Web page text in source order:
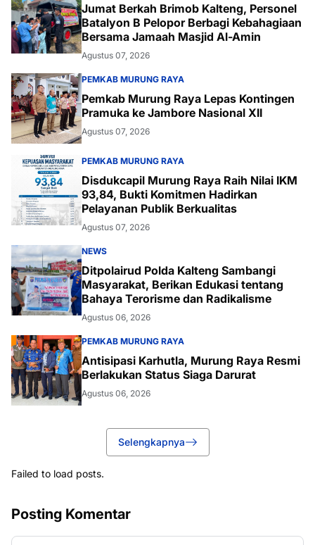
Jumat Berkah Brimob Kalteng, Personel
Batalyon B Pelopor Berbagi Kebahagiaan
Bersama Jamaah Masjid Al-Amin
Agustus 07, 2026
PEMKAB MURUNG RAYA
Pemkab Murung Raya Lepas Kontingen
Pramuka ke Jambore Nasional XII
Agustus 07, 2026
PEMKAB MURUNG RAYA
Disdukcapil Murung Raya Raih Nilai IKM
93,84, Bukti Komitmen Hadirkan
Pelayanan Publik Berkualitas
Agustus 07, 2026
NEWS
Ditpolairud Polda Kalteng Sambangi
Masyarakat, Berikan Edukasi tentang
Bahaya Terorisme dan Radikalisme
Agustus 06, 2026
PEMKAB MURUNG RAYA
Antisipasi Karhutla, Murung Raya Resmi
Berlakukan Status Siaga Darurat
Agustus 06, 2026
Selengkapnya
Failed to load posts.
Posting Komentar